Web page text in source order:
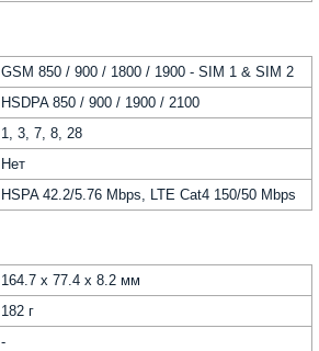
GSM 850 / 900 / 1800 / 1900 - SIM 1 & SIM 2
HSDPA 850 / 900 / 1900 / 2100
1, 3, 7, 8, 28
Нет
HSPA 42.2/5.76 Mbps, LTE Cat4 150/50 Mbps
164.7 x 77.4 x 8.2 мм
182 г
-